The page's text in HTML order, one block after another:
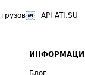
API ATI.SU
Блог